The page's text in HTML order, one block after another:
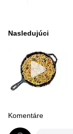
Nasledujúci
Komentáre